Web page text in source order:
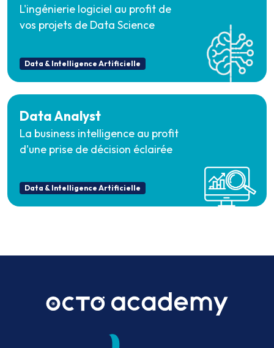
L'ingénierie logiciel au profit de
vos projets de Data Science
Data & Intelligence Artificielle
Data Analyst
La business intelligence au profit
d'une prise de décision éclairée
Data & Intelligence Artificielle